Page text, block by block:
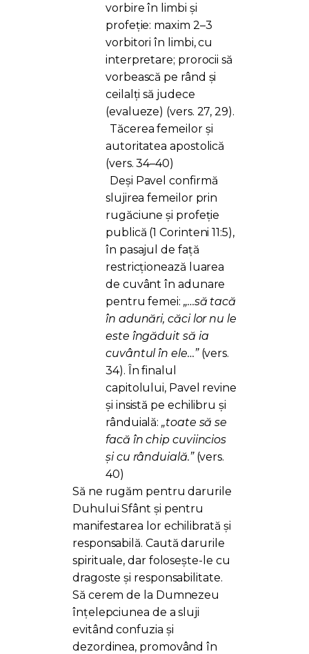
vorbire în limbi și
profeție: maxim 2–3
vorbitori în limbi, cu
interpretare; prorocii să
vorbească pe rând și
ceilalți să judece
(evalueze) (vers. 27, 29).
Tăcerea femeilor și
autoritatea apostolică
(vers. 34–40)
Deși Pavel confirmă
slujirea femeilor prin
rugăciune și profeție
publică (1 Corinteni 11:5),
în pasajul de față
restricționează luarea
de cuvânt în adunare
pentru femei: „…să tacă
în adunări, căci lor nu le
este îngăduit să ia
cuvântul în ele…”(vers.
34). În finalul
capitolului, Pavel revine
și insistă pe echilibru și
rânduială:„toate să se
facă în chip cuviincios
și cu rânduială.”(vers.
40)
Să ne rugăm pentru darurile
Duhului Sfânt și pentru
manifestarea lor echilibrată și
responsabilă. Caută darurile
spirituale, dar folosește-le cu
dragoste și responsabilitate.
Să cerem de la Dumnezeu
înțelepciunea de a sluji
evitând confuzia și
dezordinea, promovând în